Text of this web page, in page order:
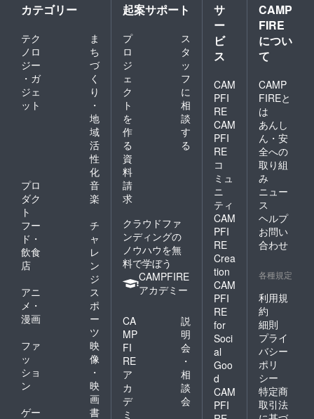
カテゴリー
テク
ノロ
ジー
・ガ
ジェ
ット
ま
ち
づ
く
り
・
地
域
活
性
化
プロ
ダク
ト
音
楽
フー
ド・
飲食
店
チ
ャ
レ
ン
ジ
アニ
メ・
漫画
ス
ポ
ー
ツ
ファ
ッ
ショ
ン
映
像
・
映
画
ゲー
書
起案サポート
プ
ロ
ジ
ェ
ク
ト
を
作
る
ス
タ
ッ
フ
に
相
談
す
る
資
料
請
求
クラウドファ
ンディングの
ノウハウを無
料で学ぼう
CAMPFIRE
アカデミー
CA
MP
FI
RE
ア
カ
デ
ミ
説
明
会
・
相
談
会
サ
ー
ビ
ス
CAM
PFI
RE
CAM
PFI
RE
コ
ミュ
ニ
ティ
CAM
PFI
RE
Crea
tion
CAM
PFI
RE
for
Soci
al
Goo
d
CAM
PFI
CAMP
FIRE
につい
て
CAMP
FIREと
は
あんし
ん・安
全への
取り組
み
ニュー
ス
ヘルプ
お問い
合わせ
各種規定
利用規
約
細則
プライ
バシー
ポリ
シー
特定商
取引法